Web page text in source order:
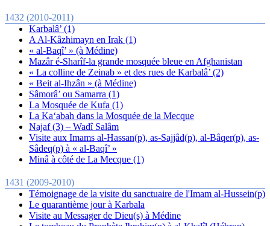
1432 (2010-2011)
Karbalâ’ (1)
A Al-Kâzhimayn en Irak (1)
« al-Baqî’ » (à Médine)
Mazâr é-Sharîf-la grande mosquée bleue en Afghanistan
« La colline de Zeinab » et des rues de Karbalâ’ (2)
« Beit al-Ihzân » (à Médine)
Sâmorâ’ ou Samarra (1)
La Mosquée de Kufa (1)
La Ka‘abah dans la Mosquée de la Mecque
Najaf (3) – Wadî Salâm
Visite aux Imams al-Hassan(p), as-Sajjâd(p), al-Bâqer(p), as-
Sâdeq(p) à « al-Baqî’ »
Minâ à côté de La Mecque (1)
1431 (2009-2010)
Témoignage de la visite du sanctuaire de l'Imam al-Hussein(p)
Le quarantième jour à Karbala
Visite au Messager de Dieu(s) à Médine